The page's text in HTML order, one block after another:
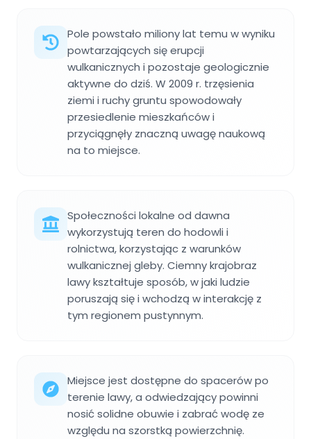
Pole powstało miliony lat temu w wyniku
powtarzających się erupcji
wulkanicznych i pozostaje geologicznie
aktywne do dziś. W 2009 r. trzęsienia
ziemi i ruchy gruntu spowodowały
przesiedlenie mieszkańców i
przyciągnęły znaczną uwagę naukową
na to miejsce.
Społeczności lokalne od dawna
wykorzystują teren do hodowli i
rolnictwa, korzystając z warunków
wulkanicznej gleby. Ciemny krajobraz
lawy kształtuje sposób, w jaki ludzie
poruszają się i wchodzą w interakcję z
tym regionem pustynnym.
Miejsce jest dostępne do spacerów po
terenie lawy, a odwiedzający powinni
nosić solidne obuwie i zabrać wodę ze
względu na szorstką powierzchnię.